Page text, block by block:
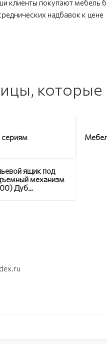
клиенты покупают мебель
надбавок к цене
ящик под
механизм
Дуб